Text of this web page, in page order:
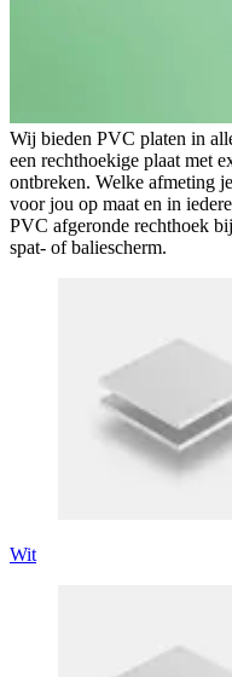
Wij bieden PVC platen in
een rechthoekige plaat met
ontbreken. Welke afmeting
voor jou op maat en in
PVC afgeronde rechthoek
spat- of baliescherm.
Wit